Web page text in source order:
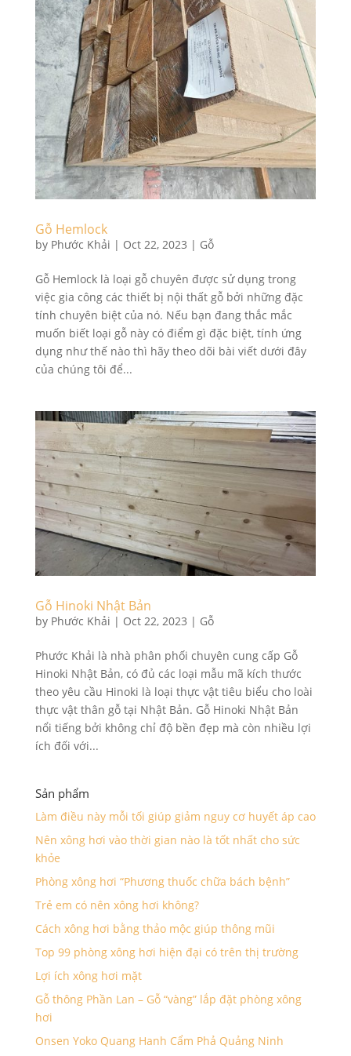
Gỗ Hemlock
by Phước Khải | Oct 22, 2023 | Gỗ
Gỗ Hemlock là loại gỗ chuyên được sử dụng trong
việc gia công các thiết bị nội thất gỗ bởi những đặc
tính chuyên biệt của nó. Nếu bạn đang thắc mắc
muốn biết loại gỗ này có điểm gì đặc biệt, tính ứng
dụng như thế nào thì hãy theo dõi bài viết dưới đây
của chúng tôi để...
Gỗ Hinoki Nhật Bản
by Phước Khải | Oct 22, 2023 | Gỗ
Phước Khải là nhà phân phối chuyên cung cấp Gỗ
Hinoki Nhật Bản, có đủ các loại mẫu mã kích thước
theo yêu cầu Hinoki là loại thực vật tiêu biểu cho loài
thực vật thân gỗ tại Nhật Bản. Gỗ Hinoki Nhật Bản
nổi tiếng bởi không chỉ độ bền đẹp mà còn nhiều lợi
ích đối với...
Sản phẩm
Làm điều này mỗi tối giúp giảm nguy cơ huyết áp cao
Nên xông hơi vào thời gian nào là tốt nhất cho sức
khỏe
Phòng xông hơi “Phương thuốc chữa bách bệnh”
Trẻ em có nên xông hơi không?
Cách xông hơi bằng thảo mộc giúp thông mũi
Top 99 phòng xông hơi hiện đại có trên thị trường
Lợi ích xông hơi mặt
Gỗ thông Phần Lan – Gỗ “vàng” lắp đặt phòng xông
hơi
Onsen Yoko Quang Hanh Cẩm Phả Quảng Ninh